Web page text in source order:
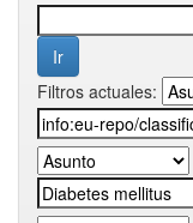
Filtros actuales: